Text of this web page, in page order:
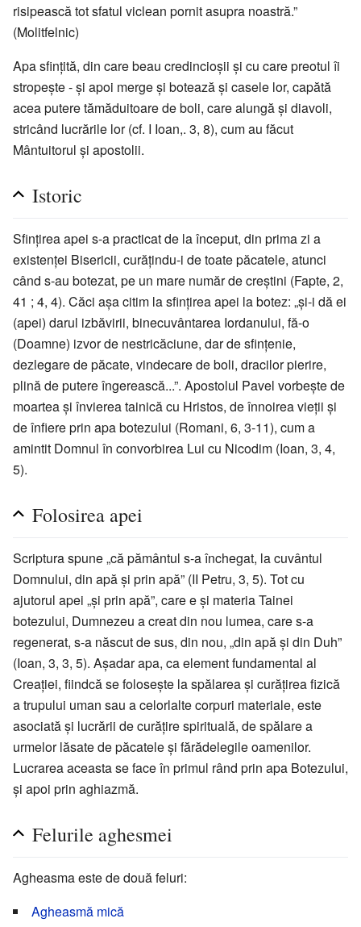
risipească tot sfatul viclean pornit asupra noastră.”
(Molitfelnic)
Apa sfințită, din care beau credincioșii și cu care preotul îi
stropește - și apoi merge și botează și casele lor, capătă
acea putere tămăduitoare de boli, care alungă și diavoli,
stricând lucrările lor (cf. I Ioan,. 3, 8), cum au făcut
Mântuitorul și apostolii.
Istoric
Sfințirea apei s-a practicat de la început, din prima zi a
existenței Bisericii, curățindu-i de toate păcatele, atunci
când s-au botezat, pe un mare număr de creștini (Fapte, 2,
41 ; 4, 4). Căci așa citim la sfințirea apei la botez: „și-i dă ei
(apei) darul izbăvirii, binecuvântarea Iordanului, fă-o
(Doamne) izvor de nestricăciune, dar de sfințenie,
dezlegare de păcate, vindecare de boli, dracilor pierire,
plină de putere îngerească...”. Apostolul Pavel vorbește de
moartea și învierea tainică cu Hristos, de înnoirea vieții și
de înfiere prin apa botezului (Romani, 6, 3-11), cum a
amintit Domnul în convorbirea Lui cu Nicodim (Ioan, 3, 4,
5).
Folosirea apei
Scriptura spune „că pământul s-a închegat, la cuvântul
Domnului, din apă și prin apă” (II Petru, 3, 5). Tot cu
ajutorul apei „și prin apă”, care e și materia Tainei
botezului, Dumnezeu a creat din nou lumea, care s-a
regenerat, s-a născut de sus, din nou, „din apă și din Duh”
(Ioan, 3, 3, 5). Așadar apa, ca element fundamental al
Creației, fiindcă se folosește la spălarea și curățirea fizică
a trupului uman sau a celorlalte corpuri materiale, este
asociată și lucrării de curățire spirituală, de spălare a
urmelor lăsate de păcatele și fărădelegile oamenilor.
Lucrarea aceasta se face în primul rând prin apa Botezului,
și apoi prin aghiazmă.
Felurile aghesmei
Agheasma este de două feluri:
Agheasmă mică